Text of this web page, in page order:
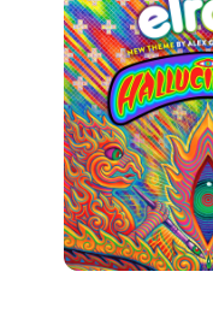
elrow News
Síguenos en tiktok
Síguenos en
Síguenos en
Síguenos
Política de Privacidad
Política de Cookies
Aviso Legal
Política de Sostenibilidad